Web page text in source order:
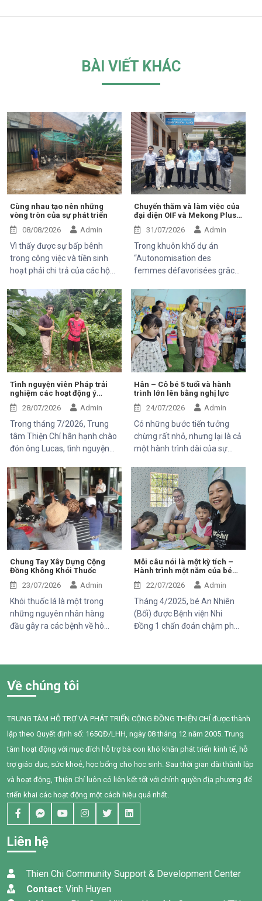
BÀI VIẾT KHÁC
Cùng nhau tạo nên những
vòng tròn của sự phát triển
08/08/2026
Admin
Vì thấy được sự bấp bênh
trong công việc và tiền sinh
hoạt phải chi trả của các hộ
Phát Triển cộng đồng Thiện
chí đã và đang luôn luôn tìm
kiếm và thử các mô hình mới,
thuận tiện, bền vững để có thể
giúp được 1 phần nào đó cho
mọi người.
Chuyến thăm và làm việc của
đại diện OIF và Mekong Plus
tại cộng đồng dự án
31/07/2026 Admin
Trong khuôn khổ dự án
“Autonomisation des
femmes défavorisées grâce
économique et à l'accès aux
soins de santé 2025–2028”,
Trung tâm Thiện Chí vinh dự
đón tiếp ông Kaloyan Kolev,
đại diện đơn vị tài trợ
Organisation internationale
de la Francophonie (OIF), và
ông Bernard Kervyn, đại diện
Mekong Plus, trong chuyến
công tác tại xã Tánh Linh, Bắc
Ruộng và Hàm Kiệm, tỉnh
Lâm Đồng.
Tình nguyện viên Pháp trải
nghiệm các hoạt động ý
nghĩa tại Trung tâm Thiện Chí
28/07/2026 Admin
Trong tháng 7/2026, Trung
tâm Thiện Chí hân hạnh chào
đón ông Lucas, tình nguyện
chuyến thăm và trải nghiệm
các hoạt động của dự án do
Mekong Plus tài trợ tại địa
phương.
Hân – Cô bé 5 tuổi và hành
trình lớn lên bằng nghị lực
24/07/2026
Admin
Có những bước tiến tưởng
chừng rất nhỏ, nhưng lại là cả
một hành trình dài của sự
vọng. Hân, cô bé 5 tuổi với nụ
cười trong trẻo, đã đến với
Trung tâm trong những ngày
đầu mang theo rất nhiều thử
thách. Ngay từ khi chào đời,
em phải đối mặt với nhiều vấn
đề về sức khỏe, khiến quá
trình phát triển chậm hơn so
với các bạn cùng trang lứa.
Những điều tưởng như rất
bình thường đối với một đứa
trẻ lại là những cột mốc đầy
gian nan đối với em.
Chung Tay Xây Dựng Cộng
Đồng Không Khói Thuốc
23/07/2026
Admin
Khói thuốc lá là một trong
những nguyên nhân hàng
đầu gây ra các bệnh về hô
người hút thuốc bị ảnh hưởng
đặc biệt là trẻ em, phụ nữ
mang thai và người cao tuổi,
cũng phải đối mặt với nhiều
nguy cơ sức khỏe do hít phải
khói thuốc thụ động.
Mỗi câu nói là một kỳ tích –
Hành trình một năm của bé
An Nhiên (Bối)
22/07/2026 Admin
Tháng 4/2025, bé An Nhiên
(Bối) được Bệnh viện Nhi
Đồng 1 chẩn đoán chậm phát
gặp nhiều khó khăn trong
đồng hành tận tâm của các
cô giáo, sự kiên trì của gia
đình và nỗ lực không ngừng
của chính Bối, em đã có
những bước tiến đầy tự hào.
Về chúng tôi
TRUNG TÂM HỖ TRỢ VÀ PHÁT TRIỂN CỘNG ĐỒNG THIỆN CHÍ được thành
lập theo Quyết định số: 165QĐ/LHH, ngày 08 tháng 12 năm 2005. Trung
tâm hoạt động với mục đích hỗ trợ bà con khó khăn phát triển kinh tế, hỗ
trợ giáo dục, sức khoẻ, học bổng cho học sinh. Sau thời gian dài thành lập
và hoạt động, Thiện Chí luôn có liên kết tốt với chính quyền địa phương để
triển khai các hoạt động một cách hiệu quả nhất.
Liên hệ
Thien Chi Community Support & Development Center
Contact: Vinh Huyen